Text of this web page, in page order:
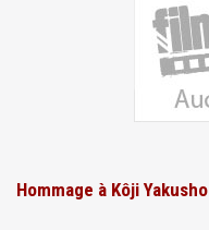
Hommage à Kôji Yakusho